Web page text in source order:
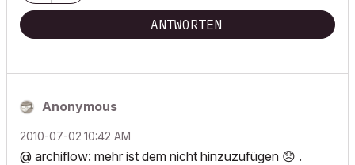
ANTWORTEN
Anonymous
‎2010-07-02 10:42 AM
@ archiflow: mehr ist dem nicht hinzuzufügen 😞 .